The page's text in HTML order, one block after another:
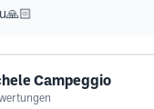
Campeggio